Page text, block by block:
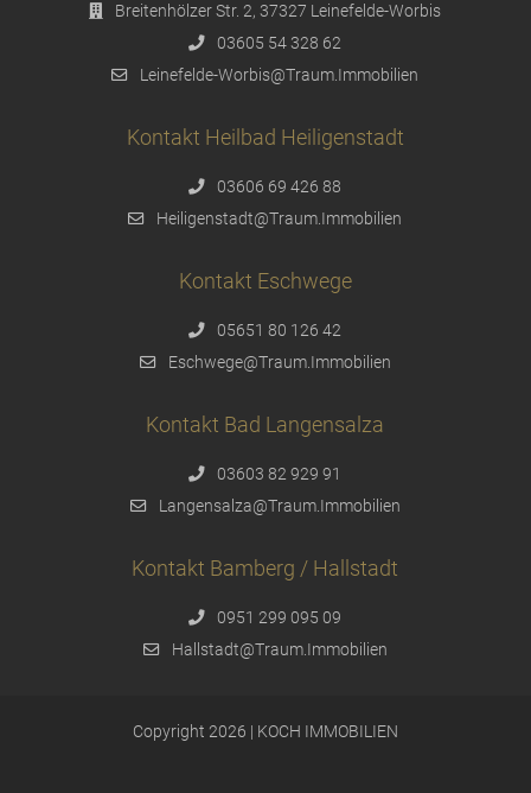
Breitenhölzer Str. 2, 37327 Leinefelde-Worbis
03605 54 328 62
Leinefelde-Worbis@Traum.Immobilien
Kontakt Heilbad Heiligenstadt
03606 69 426 88
Heiligenstadt@Traum.Immobilien
Kontakt Eschwege
05651 80 126 42
Eschwege@Traum.Immobilien
Kontakt Bad Langensalza
03603 82 929 91
Langensalza@Traum.Immobilien
Kontakt Bamberg / Hallstadt
0951 299 095 09
Hallstadt@Traum.Immobilien
Copyright 2026 | KOCH IMMOBILIEN